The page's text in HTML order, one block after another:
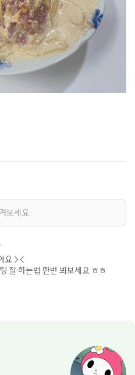
보세요.
요 ><
잘 하는법 한번 봐보세요 ㅎㅎ